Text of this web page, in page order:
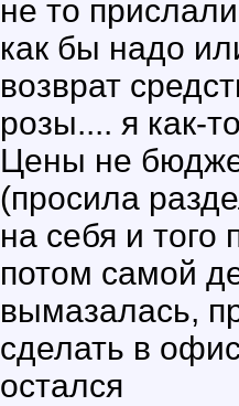
не то
как бы надо
возврат
розы.... я как-
Цены не
(просила
на себя и того
потом самой
вымазалась,
сделать в
остался